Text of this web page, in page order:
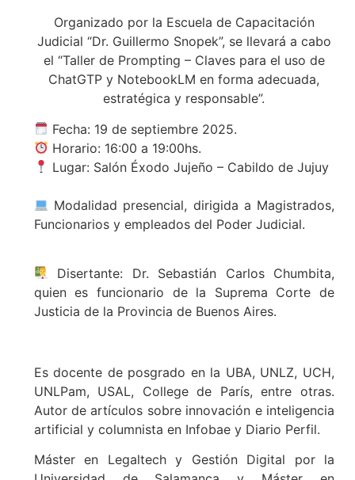
Organizado por la Escuela de Capacitación
Judicial “Dr. Guillermo Snopek”, se llevará a cabo
el “Taller de Prompting – Claves para el uso de
ChatGTP y NotebookLM en forma adecuada,
estratégica y responsable”.
Fecha: 19 de septiembre 2025.
Horario: 16:00 a 19:00hs.
Lugar: Salón Éxodo Jujeño – Cabildo de Jujuy
Modalidad presencial, dirigida a Magistrados,
Funcionarios y empleados del Poder Judicial.
Disertante: Dr. Sebastián Carlos Chumbita,
quien es funcionario de la Suprema Corte de
Justicia de la Provincia de Buenos Aires.
Es docente de posgrado en la UBA, UNLZ, UCH,
UNLPam, USAL, College de París, entre otras.
Autor de artículos sobre innovación e inteligencia
artificial y columnista en Infobae y Diario Perfil.
Máster en Legaltech y Gestión Digital por la